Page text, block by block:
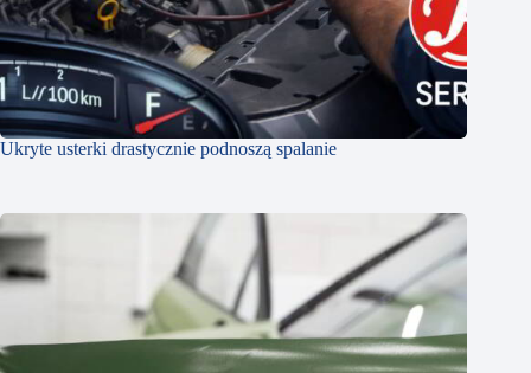
Ukryte usterki drastycznie podnoszą spalanie